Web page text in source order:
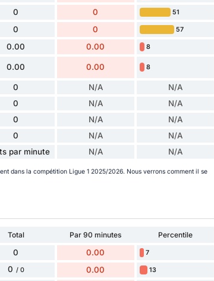
0 0 51
0 0 57
0.00 0.00 8
0.00 0.00 8
0 N/A N/A
0 N/A N/A
0 N/A N/A
0 N/A N/A
par minute N/A N/A
dans la compétition Ligue 1 2025/2026. Nous verrons comment il se
Total Par 90 minutes
Percentile
0 0.00 7
0 / 0 0.00 13